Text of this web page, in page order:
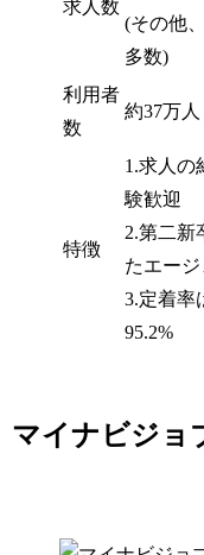
求人数
(その他
多数)
利用者
数
約37万人
特徴
1.求人の
験歓迎
2.第二新
たエージ
3.定着率
95.2%
マイナビジョ